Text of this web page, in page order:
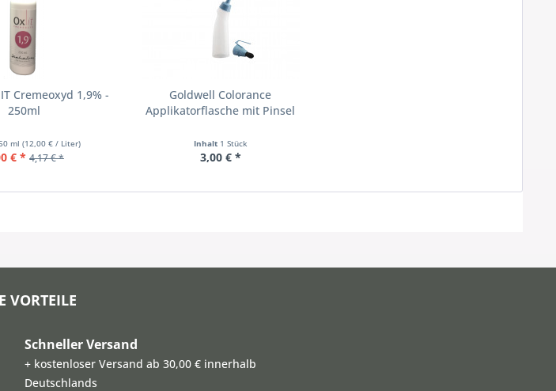
Cremeoxyd 1,9% -
250ml
ml(12,00 € / Liter)
€ * 4,17 € *
Goldwell Colorance
Applikatorflasche mit Pinsel
Inhalt 1 Stück
3,00 € *
VORTEILE
Schneller Versand
+ kostenloser Versand ab 30,00 € innerhalb
Deutschlands